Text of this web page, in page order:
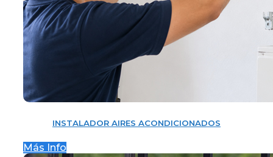
INSTALADOR AIRES ACONDICIONADOS
Más Info